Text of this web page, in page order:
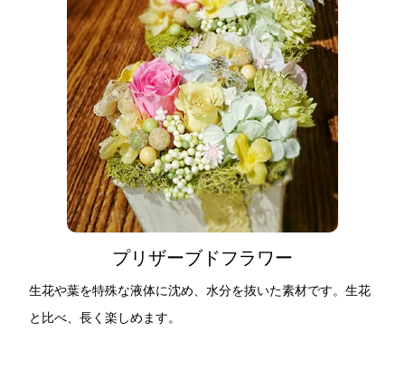
プリザーブドフラワー
生花や葉を特殊な液体に沈め、水分を抜いた素材です。生花
と比べ、長く楽しめます。